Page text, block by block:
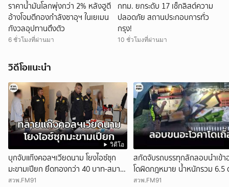
ราคาน้ำมันโลกพุ่งกว่า 2% หลังฮูตี
อ้างโจมตีกองกำลังซาอุฯ ในเยเมน
กังวลอุปทานตึงตัว
6 ชั่วโมงที่ผ่านมา
กทม. ยกระดับ 17 เช็กลิสต์ความ
ปลอดภัย สถานประกอบการทั่ว
กรุง!
10 ชั่วโมงที่ผ่านมา
วิดีโอแนะนำ
วิดีโอ
บุกจับแก๊งคอลฯเวียดนาม โยงไอซ์ซุก
มะขามเปียก ยึดทองกว่า 40 บาท-สมา
ร์ทโฟน ก่อนรวบเพื่อนร่วมทีมหอบเงิน
สวพ.FM91
สกัดจับรถบรรทุกลักลอบนำเข้าอ
โดผิดกฎหมาย น้ำหนักรวม 6.5
ขับสารภาพ รับค่าจ้างเที่ยวละ
สวพ.FM91